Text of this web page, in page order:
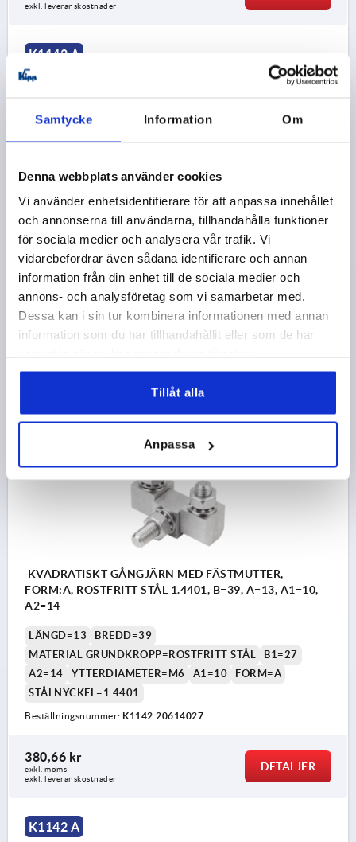
Samtycke Information Om
Denna webbplats använder cookies
Vi använder enhetsidentifierare för att anpassa innehållet
och annonserna till användarna, tillhandahålla funktioner
för sociala medier och analysera vår trafik. Vi
vidarebefordrar även sådana identifierare och annan
information från din enhet till de sociala medier och
annons- och analysföretag som vi samarbetar med.
Dessa kan i sin tur kombinera informationen med annan
information som du har tillhandahållit eller som de har
Tillåt alla
Anpassa
exkl. leveranskostnader
K1142 A
KVADRATISKT GÅNGJÄRN MED FÄSTMUTTER,
FORM:A, ROSTFRITT STÅL 1.4305, B=49, A=18, A1=14,
A2=22
STÅLNYCKEL=1.4305
Beställningsnummer: K1142.10820033
198,08 kr
KVADRATISKT GÅNGJÄRN MED FÄSTMUTTER,
FORM:A, ROSTFRITT STÅL 1.4401, B=39, A=13, A1=10,
A2=14
LÄNGD=13
BREDD=39
MATERIAL GRUNDKROPP=ROSTFRITT STÅL
B1=27
A2=14
YTTERDIAMETER=M6 A1=10
FORM=A
STÅLNYCKEL=1.4401
Beställningsnummer: K1142.20614027
380,66 kr
exkl. moms
exkl. leveranskostnader
DETALJER
K1142 A